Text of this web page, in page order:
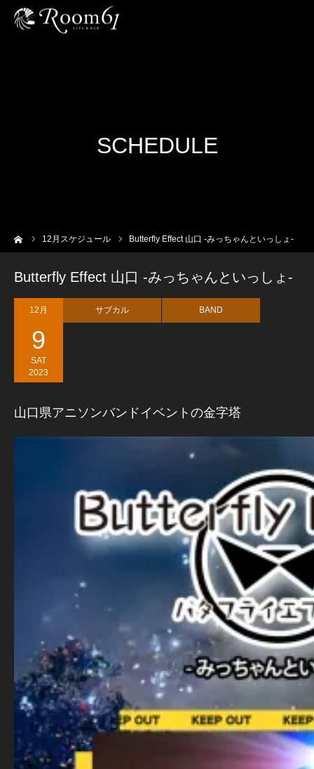
SCHEDULE
12 月スケジュール Butterfly Effect 山口 -みっちゃんといっしょ-
Butterfly Effect 山口 -みっちゃんといっしょ-
12月
9
SAT
2023
サブカル BAND
山口県アニソンバンドイベントの金字塔